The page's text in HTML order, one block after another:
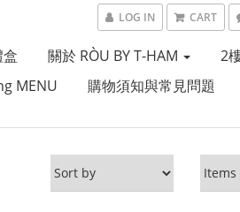
LOG IN CART
關於 RÒU BY T-HAM
2
MENU
購物須知與常見問題